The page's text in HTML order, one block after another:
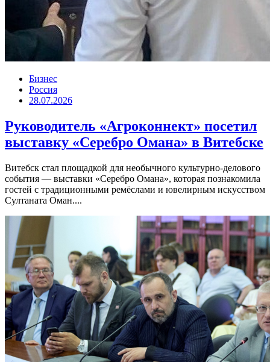
Бизнес
Россия
28.07.2026
Руководитель «Агроконнект» посетил
выставку «Серебро Омана» в Витебске
Витебск стал площадкой для необычного культурно-делового
события — выставки «Серебро Омана», которая познакомила
гостей с традиционными ремёслами и ювелирным искусством
Султаната Оман....